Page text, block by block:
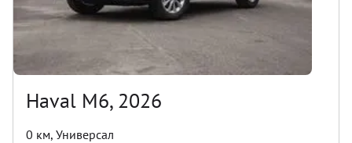
Haval M6, 2026
0 км, Универсал